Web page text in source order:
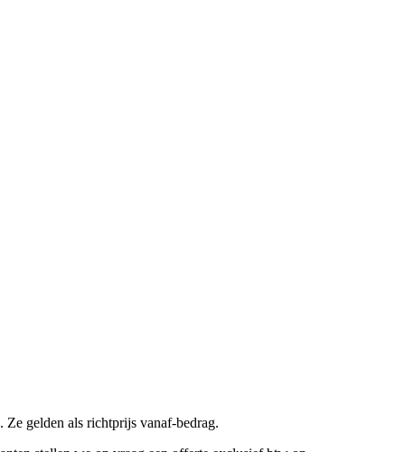
gelden als richtprijs vanaf-bedrag.